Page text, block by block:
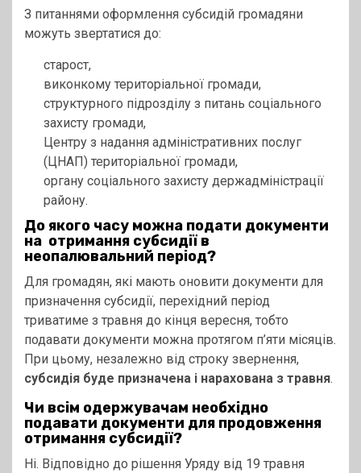
З питаннями оформлення субсидій громадяни
можуть звертатися до:
старост,
виконкому територіальної громади,
структурного підрозділу з питань соціального
захисту громади,
Центру з надання адміністративних послуг
(ЦНАП) територіальної громади,
органу соціального захисту держадміністрації
району.
До якого часу можна подати документи
на отримання субсидії в
неопалювальний період?
Для громадян, які мають оновити документи для
призначення субсидії, перехідний період
триватиме з травня до кінця вересня, тобто
подавати документи можна протягом п’яти місяців.
При цьому, незалежно від строку звернення,
субсидія буде призначена і нарахована з травня.
Чи всім одержувачам необхідно
подавати документи для продовження
отримання субсидії?
Ні. Відповідно до рішення Уряду від 19 травня